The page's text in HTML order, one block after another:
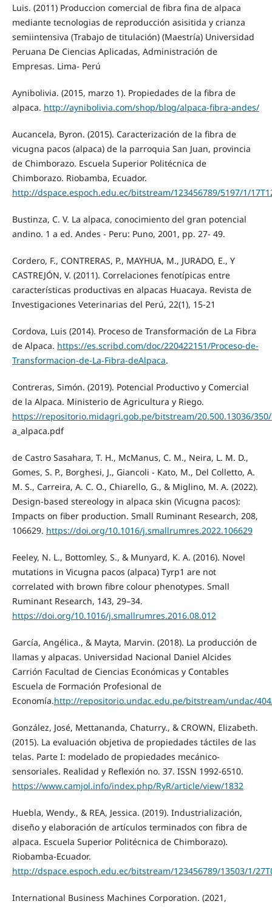
Luis. (2011) Produccion comercial de fibra fina de alpaca
mediante tecnologias de reproducción asisitida y crianza
semiintensiva (Trabajo de titulación) (Maestría) Universidad
Peruana De Ciencias Aplicadas, Administración de
Empresas. Lima- Perú
Aynibolivia. (2015, marzo 1). Propiedades de la fibra de
alpaca. http://aynibolivia.com/shop/blog/alpaca-fibra-andes/
Aucancela, Byron. (2015). Caracterización de la fibra de
vicugna pacos (alpaca) de la parroquia San Juan, provincia
de Chimborazo. Escuela Superior Politécnica de
Chimborazo. Riobamba, Ecuador.
http://dspace.espoch.edu.ec/bitstream/123456789/5197/1/
Bustinza, C. V. La alpaca, conocimiento del gran potencial
andino. 1 a ed. Andes - Peru: Puno, 2001, pp. 27- 49.
Cordero, F., CONTRERAS, P., MAYHUA, M., JURADO, E., Y
CASTREJÓN, V. (2011). Correlaciones fenotípicas entre
características productivas en alpacas Huacaya. Revista de
Investigaciones Veterinarias del Perú, 22(1), 15-21
Cordova, Luis (2014). Proceso de Transformación de La Fibra
de Alpaca. https://es.scribd.com/doc/220422151/Proceso-de-
Transformacion-de-La-Fibra-deAlpaca.
Contreras, Simón. (2019). Potencial Productivo y Comercial
de la Alpaca. Ministerio de Agricultura y Riego.
https://repositorio.midagri.gob.pe/bitstream/20.500.13036/
a_alpaca.pdf
de Castro Sasahara, T. H., McManus, C. M., Neira, L. M. D.,
Gomes, S. P., Borghesi, J., Giancoli - Kato, M., Del Colletto, A.
M. S., Carreira, A. C. O., Chiarello, G., & Miglino, M. A. (2022).
Design-based stereology in alpaca skin (Vicugna pacos):
Impacts on fiber production. Small Ruminant Research, 208,
106629. https://doi.org/10.1016/j.smallrumres.2022.106629
Feeley, N. L., Bottomley, S., & Munyard, K. A. (2016). Novel
mutations in Vicugna pacos (alpaca) Tyrp1 are not
correlated with brown fibre colour phenotypes. Small
Ruminant Research, 143, 29–34.
https://doi.org/10.1016/j.smallrumres.2016.08.012
García, Angélica., & Mayta, Marvin. (2018). La producción de
llamas y alpacas. Universidad Nacional Daniel Alcides
Carrión Facultad de Ciencias Económicas y Contables
Escuela de Formación Profesional de
Economía.http://repositorio.undac.edu.pe/bitstream/undac/404/
González, José, Mettananda, Chaturry., & CROWN, Elizabeth.
(2015). La evaluación objetiva de propiedades táctiles de las
telas. Parte I: modelado de propiedades mecánico-
sensoriales. Realidad y Reflexión no. 37. ISSN 1992-6510.
https://www.camjol.info/index.php/RyR/article/view/1832
Huebla, Wendy., & REA, Jessica. (2019). Industrialización,
diseño y elaboración de artículos terminados con fibra de
alpaca. Escuela Superior Politécnica de Chimborazo).
Riobamba-Ecuador.
http://dspace.espoch.edu.ec/bitstream/123456789/13503/1/
International Business Machines Corporation. (2021,